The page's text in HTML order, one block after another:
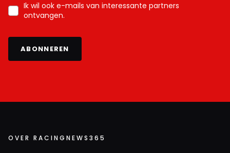
Ik wil ook e-mails van interessante partners
ontvangen.
ABONNEREN
OVER RACINGNEWS365